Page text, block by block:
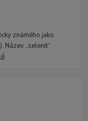
známého jako
Název „selenit“